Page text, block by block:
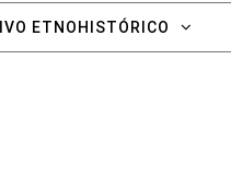
ETNOHISTÓRICO